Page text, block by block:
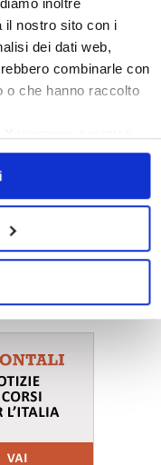
inoltre
il nostro sito con i
dei dati web,
combinarle con
o che hanno raccolto